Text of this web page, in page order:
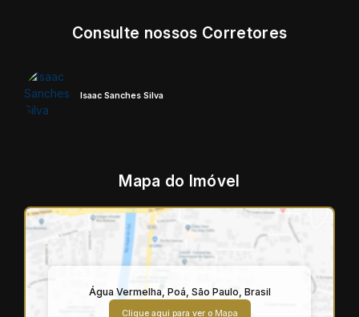
Consulte nossos Corretores
Isaac Sanches Silva
Mapa do Imóvel
Água Vermelha, Poá, São Paulo, Brasil
Clique aqui para ver o Mapa